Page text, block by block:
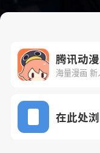
下一话
腾讯动
海量漫画
在此处